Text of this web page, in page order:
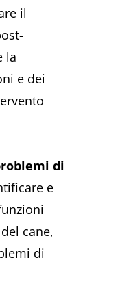
il
la
e dei
di
e
cane,
di